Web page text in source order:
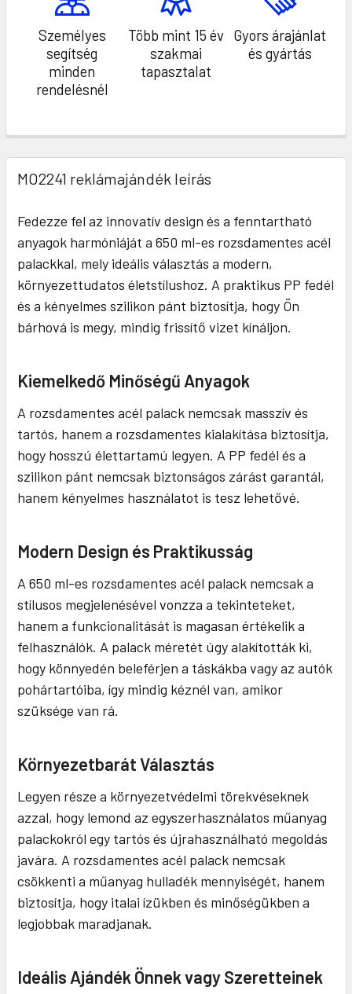
Személyes
segítség
minden
rendelésnél
Több mint 15 év
szakmai
tapasztalat
Gyors árajánlat
és gyártás
MO2241 reklámajándék leírás
Fedezze fel az innovatív design és a fenntartható
anyagok harmóniáját a 650 ml-es rozsdamentes acél
palackkal, mely ideális választás a modern,
környezettudatos életstílushoz. A praktikus PP fedél
és a kényelmes szilikon pánt biztosítja, hogy Ön
bárhová is megy, mindig frissítő vizet kínáljon.
Kiemelkedő Minőségű Anyagok
A rozsdamentes acél palack nemcsak masszív és
tartós, hanem a rozsdamentes kialakítása biztosítja,
hogy hosszú élettartamú legyen. A PP fedél és a
szilikon pánt nemcsak biztonságos zárást garantál,
hanem kényelmes használatot is tesz lehetővé.
Modern Design és Praktikusság
A 650 ml-es rozsdamentes acél palack nemcsak a
stílusos megjelenésével vonzza a tekinteteket,
hanem a funkcionalitását is magasan értékelik a
felhasználók. A palack méretét úgy alakították ki,
hogy könnyedén beleférjen a táskákba vagy az autók
pohártartóiba, így mindig kéznél van, amikor
szüksége van rá.
Környezetbarát Választás
Legyen része a környezetvédelmi törekvéseknek
azzal, hogy lemond az egyszerhasználatos műanyag
palackokról egy tartós és újrahasználható megoldás
javára. A rozsdamentes acél palack nemcsak
csökkenti a műanyag hulladék mennyiségét, hanem
biztosítja, hogy italai ízükben és minőségükben a
legjobbak maradjanak.
Ideális Ajándék Önnek vagy Szeretteinek